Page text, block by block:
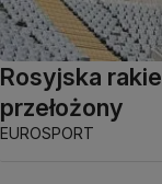
Rosyjska
przełożony
EUROSPORT